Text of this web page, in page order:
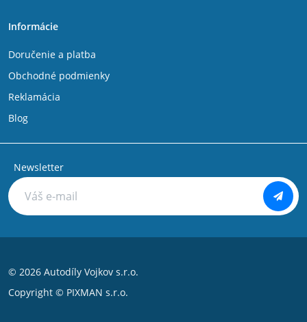
Informácie
Doručenie a platba
Obchodné podmienky
Reklamácia
Blog
Newsletter
© 2026 Autodíly Vojkov s.r.o.
Copyright © PIXMAN s.r.o.